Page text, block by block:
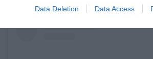
Data Deletion Data Access